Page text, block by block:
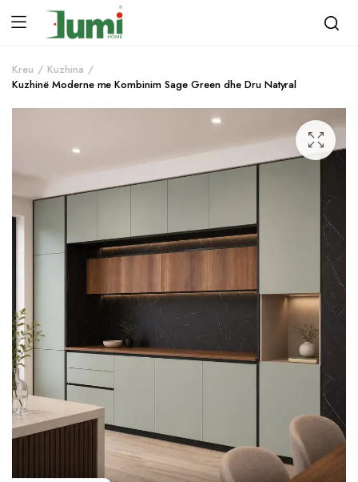
Kreu
Kuzhina
Kuzhinë Moderne me Kombinim Sage Green dhe Dru Natyral